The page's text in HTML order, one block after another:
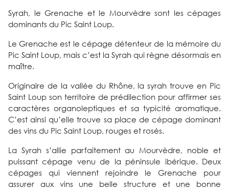
Syrah, le Grenache et le Mourvèdre sont les cépages
dominants du Pic Saint Loup.
Le Grenache est le cépage détenteur de la mémoire du
Pic Saint Loup, mais c’est la Syrah qui règne désormais en
maître.
Originaire de la vallée du Rhône, la syrah trouve en Pic
Saint Loup son territoire de prédilection pour affirmer ses
caractères organoleptiques et sa typicité aromatique.
C’est ainsi qu’elle trouve sa place de cépage dominant
des vins du Pic Saint Loup, rouges et rosés.
La Syrah s’allie parfaitement au Mourvèdre, noble et
puissant cépage venu de la péninsule ibérique. Deux
cépages qui viennent rejoindre le Grenache pour
assurer aux vins une belle structure et une bonne